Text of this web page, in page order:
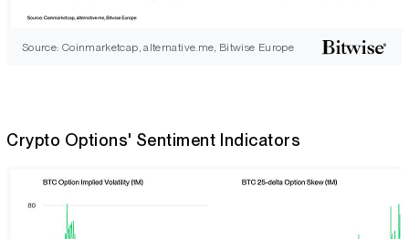
Source: Coinmarketcap, alternative.me, Bitwise Europe
Crypto Options' Sentiment Indicators